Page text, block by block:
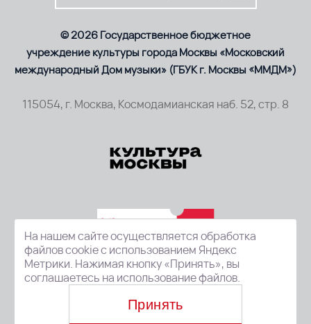
© 2026 Государственное бюджетное
учреждение культуры города Москвы «Московский
международный Дом музыки» (ГБУК г. Москвы «ММДМ»)
115054, г. Москва, Космодамианская наб. 52, стр. 8
На нашем сайте осуществляется обработка
файлов cookie с использованием Яндекс
Метрики. Нажимая кнопку «Принять», вы
соглашаетесь на использование файлов.
Принять